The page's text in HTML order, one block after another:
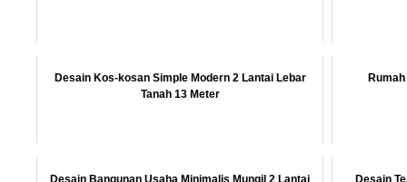
Desain Kos-kosan Simple Modern 2 Lantai Lebar
Tanah 13 Meter
Desain Bangunan Usaha Minimalis Mungil 2 Lantai
Desain